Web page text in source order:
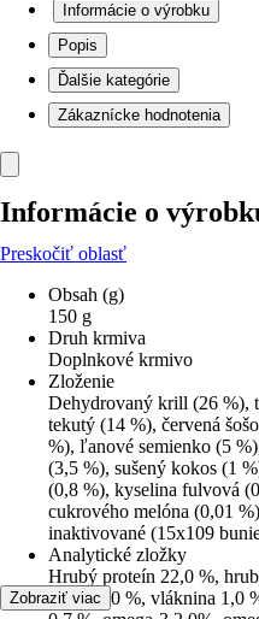
Informácie o výrobku
Popis
Ďalšie kategórie
Zákaznícke hodnotenia
Informácie o
Preskočiť oblasť
Obsah (g)
150 g
Druh krmiva
Doplnkové krmivo
Zloženie
Dehydrovaný krill (26 %),
tekutý (14 %), červená
%), ľanové semienko (5
(3,5 %), sušený kokos (1
(0,8 %), kyselina fulvová
cukrového melóna (0,01
inaktivované (15x109
Analytické zložky
Hrubý proteín 22,0 %,
popol 4,0 %, vláknina 1,0
Zobraziť viac